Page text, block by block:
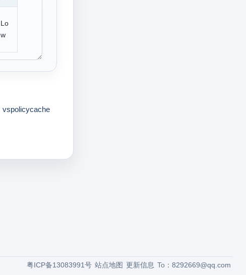
Lo
w
vspolicycache
To：8292669@qq.com
更新信息
站点地图
粤ICP备13083991号